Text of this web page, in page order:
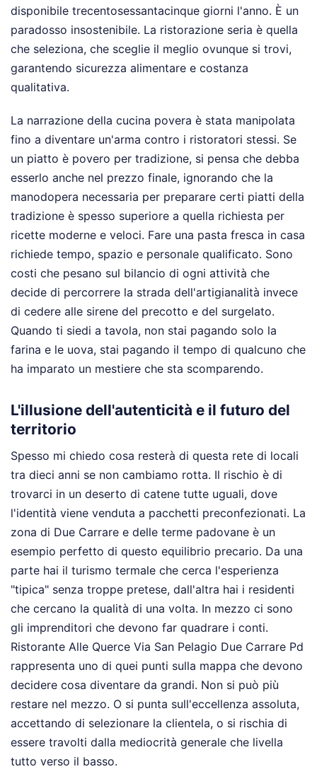
disponibile trecentosessantacinque giorni l'anno. È un
paradosso insostenibile. La ristorazione seria è quella
che seleziona, che sceglie il meglio ovunque si trovi,
garantendo sicurezza alimentare e costanza
qualitativa.
La narrazione della cucina povera è stata manipolata
fino a diventare un'arma contro i ristoratori stessi. Se
un piatto è povero per tradizione, si pensa che debba
esserlo anche nel prezzo finale, ignorando che la
manodopera necessaria per preparare certi piatti della
tradizione è spesso superiore a quella richiesta per
ricette moderne e veloci. Fare una pasta fresca in casa
richiede tempo, spazio e personale qualificato. Sono
costi che pesano sul bilancio di ogni attività che
decide di percorrere la strada dell'artigianalità invece
di cedere alle sirene del precotto e del surgelato.
Quando ti siedi a tavola, non stai pagando solo la
farina e le uova, stai pagando il tempo di qualcuno che
ha imparato un mestiere che sta scomparendo.
L'illusione dell'autenticità e il futuro del
territorio
Spesso mi chiedo cosa resterà di questa rete di locali
tra dieci anni se non cambiamo rotta. Il rischio è di
trovarci in un deserto di catene tutte uguali, dove
l'identità viene venduta a pacchetti preconfezionati. La
zona di Due Carrare e delle terme padovane è un
esempio perfetto di questo equilibrio precario. Da una
parte hai il turismo termale che cerca l'esperienza
"tipica" senza troppe pretese, dall'altra hai i residenti
che cercano la qualità di una volta. In mezzo ci sono
gli imprenditori che devono far quadrare i conti.
Ristorante Alle Querce Via San Pelagio Due Carrare Pd
rappresenta uno di quei punti sulla mappa che devono
decidere cosa diventare da grandi. Non si può più
restare nel mezzo. O si punta sull'eccellenza assoluta,
accettando di selezionare la clientela, o si rischia di
essere travolti dalla mediocrità generale che livella
tutto verso il basso.